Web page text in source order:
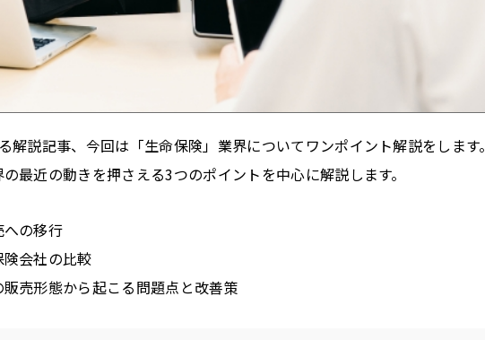
解説記事、今回は「生命保険」業界についてワンポイント解説をします。
最近の動きを押さえる3つのポイントを中心に解説します。
の移行
会社の比較
売形態から起こる問題点と改善策